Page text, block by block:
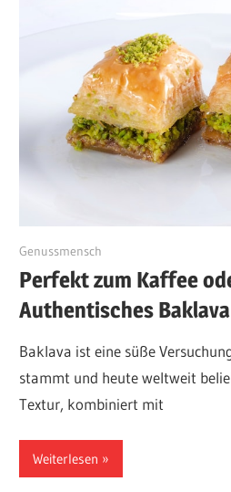
September 15, 2023
Genussmensch
Perfekt zum Kaffee
Authentisches
Baklava ist eine süße
stammt und heute weltweit
Textur, kombiniert mit
Weiterlesen